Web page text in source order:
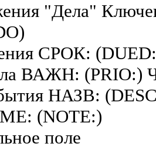
"Дела"
СРОК:
ВАЖН: (PRIO:)
НАЗВ:
(NOTE:)
поле